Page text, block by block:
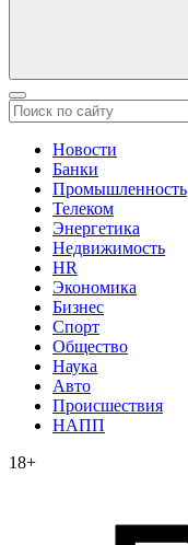
Новости
Банки
Промышленность
Телеком
Энергетика
Недвижимость
HR
Экономика
Бизнес
Спорт
Общество
Наука
Авто
Происшествия
НАПП
18+